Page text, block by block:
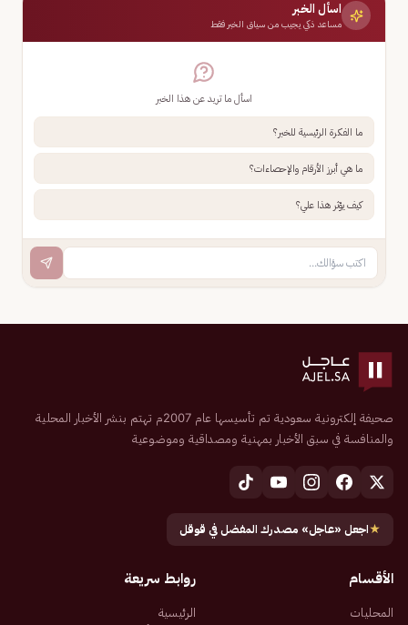
اسأل الخبر
مساعد ذكي يجيب من سياق الخبر فقط
اسأل ما تريد عن هذا الخبر
ما الفكرة الرئيسية للخبر؟
ما هي أبرز الأرقام والإحصاءات؟
كيف يؤثر هذا علي؟
صحيفة إلكترونية سعودية تم تأسيسها عام 2007م تهتم بنشر الأخبار المحلية
والمنافسة في سبق الأخبار بمهنية ومصداقية وموضوعية
★اجعل «عاجل» مصدرك المفضل في قوقل
الأقسام
المحليات
روابط سريعة
الرئيسية